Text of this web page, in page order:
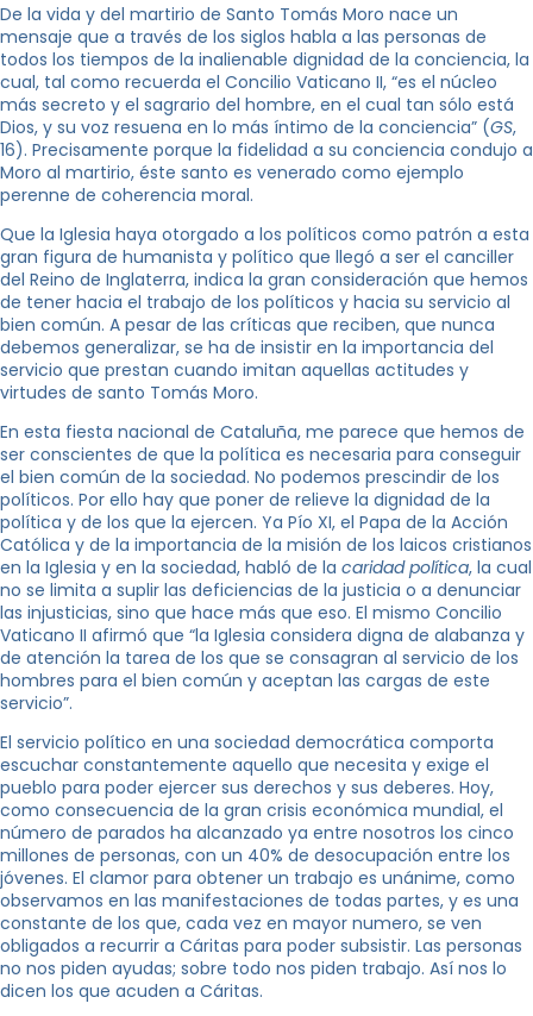
De la vida y del martirio de Santo Tomás Moro nace un
mensaje que a través de los siglos habla a las personas de
todos los tiempos de la inalienable dignidad de la conciencia, la
cual, tal como recuerda el Concilio Vaticano II, “es el núcleo
más secreto y el sagrario del hombre, en el cual tan sólo está
Dios, y su voz resuena en lo más íntimo de la conciencia” (GS,
16). Precisamente porque la fidelidad a su conciencia condujo a
Moro al martirio, éste santo es venerado como ejemplo
perenne de coherencia moral.
Que la Iglesia haya otorgado a los políticos como patrón a esta
gran figura de humanista y político que llegó a ser el canciller
del Reino de Inglaterra, indica la gran consideración que hemos
de tener hacia el trabajo de los políticos y hacia su servicio al
bien común. A pesar de las críticas que reciben, que nunca
debemos generalizar, se ha de insistir en la importancia del
servicio que prestan cuando imitan aquellas actitudes y
virtudes de santo Tomás Moro.
En esta fiesta nacional de Cataluña, me parece que hemos de
ser conscientes de que la política es necesaria para conseguir
el bien común de la sociedad. No podemos prescindir de los
políticos. Por ello hay que poner de relieve la dignidad de la
política y de los que la ejercen. Ya Pío XI, el Papa de la Acción
Católica y de la importancia de la misión de los laicos cristianos
en la Iglesia y en la sociedad, habló de la caridad política, la cual
no se limita a suplir las deficiencias de la justicia o a denunciar
las injusticias, sino que hace más que eso. El mismo Concilio
Vaticano II afirmó que “la Iglesia considera digna de alabanza y
de atención la tarea de los que se consagran al servicio de los
hombres para el bien común y aceptan las cargas de este
servicio”.
El servicio político en una sociedad democrática comporta
escuchar constantemente aquello que necesita y exige el
pueblo para poder ejercer sus derechos y sus deberes. Hoy,
como consecuencia de la gran crisis económica mundial, el
número de parados ha alcanzado ya entre nosotros los cinco
millones de personas, con un 40% de desocupación entre los
jóvenes. El clamor para obtener un trabajo es unánime, como
observamos en las manifestaciones de todas partes, y es una
constante de los que, cada vez en mayor numero, se ven
obligados a recurrir a Cáritas para poder subsistir. Las personas
no nos piden ayudas; sobre todo nos piden trabajo. Así nos lo
dicen los que acuden a Cáritas.